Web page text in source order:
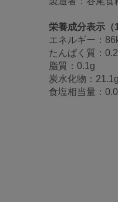
栄養成分表示（
エネルギー：
たんぱく質：
脂質：0.1g
炭水化物：21.1g
食塩相当量：